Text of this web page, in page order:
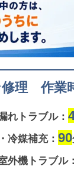
理 作業
れトラブル：
冷媒補充： 90
外機トラブル：